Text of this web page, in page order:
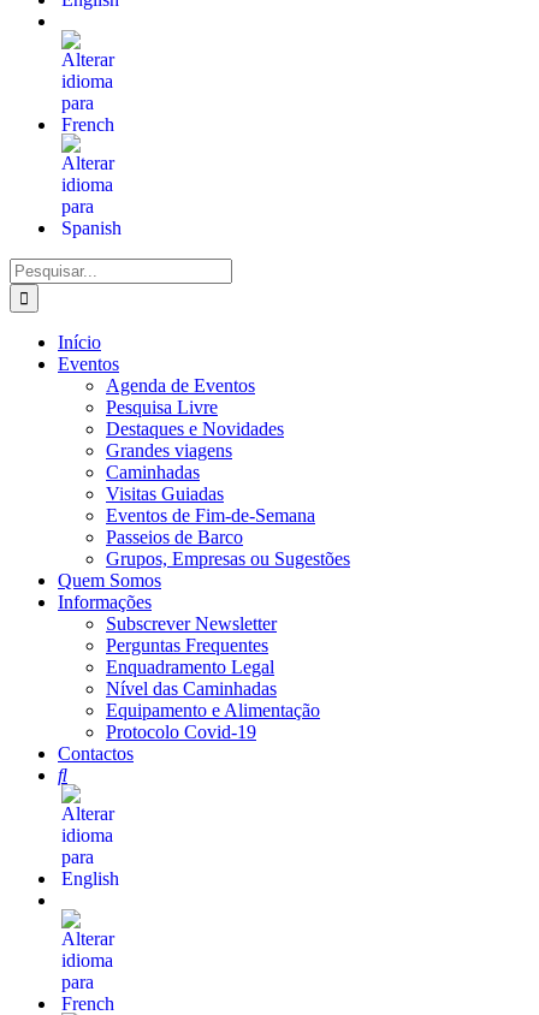
Pesquisar
Início
Eventos
Agenda de Eventos
Pesquisa Livre
Destaques e Novidades
Grandes viagens
Caminhadas
Visitas Guiadas
Eventos de Fim-de-Semana
Passeios de Barco
Grupos, Empresas ou Sugestões
Quem Somos
Informações
Subscrever Newsletter
Perguntas Frequentes
Enquadramento Legal
Nível das Caminhadas
Equipamento e Alimentação
Protocolo Covid-19
Contactos